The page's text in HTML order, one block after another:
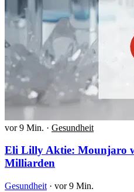
vor 9 Min. · Gesundheit
Eli Lilly Aktie: Mounjaro
Milliarden
Gesundheit · vor 9 Min.